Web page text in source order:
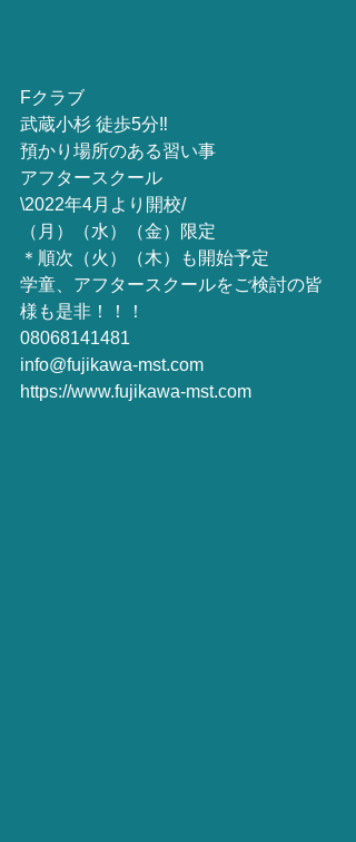
Fクラブ
武蔵小杉 徒歩5分‼︎
預かり場所のある習い事
アフタースクール
\2022年4月より開校/
（月）（水）（金）限定
＊順次（火）（木）も開始予定
学童、アフタースクールをご検討の皆
様も是非！！！
08068141481
info@fujikawa-mst.com
https://www.fujikawa-mst.com